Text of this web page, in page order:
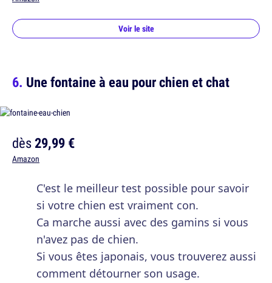
Voir le site
Une fontaine à eau pour chien et chat
dès29,99 €
Amazon
C'est le meilleur test possible pour savoir
si votre chien est vraiment con.
Ca marche aussi avec des gamins si vous
n'avez pas de chien.
Si vous êtes japonais, vous trouverez aussi
comment détourner son usage.